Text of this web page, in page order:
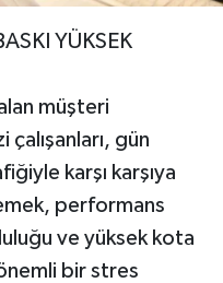
YÜKSEK
müşteri
gün
karşı karşıya
performans
ve yüksek kota
bir stres